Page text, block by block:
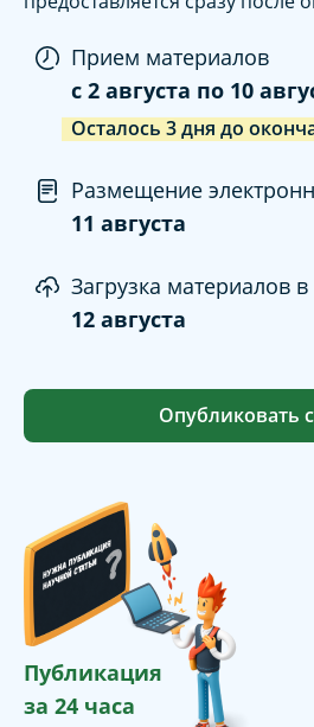
Прием материалов
c 2 августа по 10
Осталось 3дня до
Размещение
11 августа
Загрузка материалов
12 августа
Опубликовать
Публикация
за 24 часа